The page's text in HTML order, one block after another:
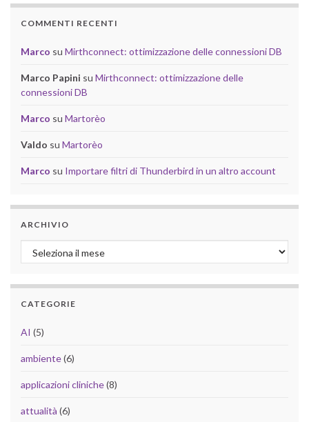
COMMENTI RECENTI
Marco su Mirthconnect: ottimizzazione delle connessioni DB
Marco Papini su Mirthconnect: ottimizzazione delle
connessioni DB
Marco su Martorèo
Valdo su Martorèo
Marco su Importare filtri di Thunderbird in un altro account
ARCHIVIO
Archivio
CATEGORIE
AI (5)
ambiente(6)
applicazioni cliniche(8)
attualità (6)